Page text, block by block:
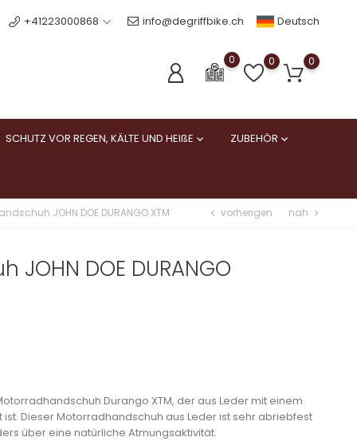
+41223000868 info@degriffbike.ch Deutsch
0 0 0
SCHUTZ VOR REGEN, KÄLTE UND HEIßE  ZUBEHÖR 
JOHN DOE DURANGO XTM chevron_left vorherigen nah chevron_right
DOE DURANGO
Durango XTM, der aus Leder mit einem
ist. Dieser Motorradhandschuh aus Leder ist sehr abriebfest
über eine natürliche Atmungsaktivität.